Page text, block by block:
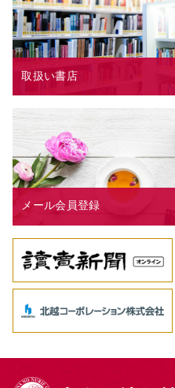
取扱い書店
メール会員登録